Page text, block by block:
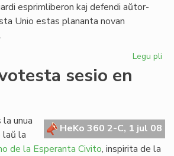
esprimliberon kaj defendi aŭtor-
Unio estas plananta novan
Legu pli
sesio en
HeKo 360 2-C, 1 jul 08
unua
laŭ la
de la Esperanta Civito, inspirita de la